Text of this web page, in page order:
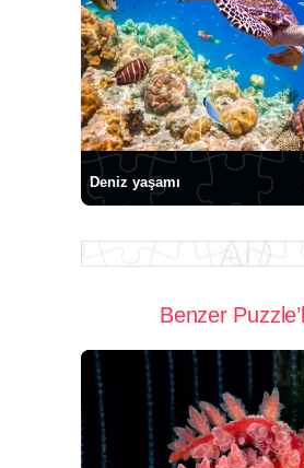
Deniz yaşamı
Benzer